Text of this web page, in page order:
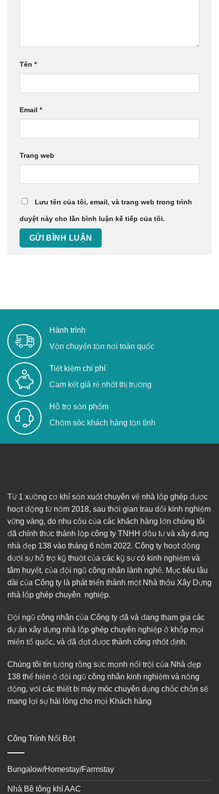
Tên *
Email *
Trang web
Lưu tên của tôi, email, và trang web trong trình
duyệt này cho lần bình luận kế tiếp của tôi.
Hành trình
Vận chuyển tận nơi toàn quốc
Tiết kiệm chi phí
Cam kết giá rẻ nhất thị trường
Hỗ trợ sản phẩm
Chăm sóc khách hàng tận tình
Từ 1 xưởng cơ khí sản xuất chuyên về nhà lắp ghép được
hoạt động từ năm 2018, sau thời gian trau dồi kinh nghiệm
vững vàng, do nhu cầu của các khách hàng lớn chúng tôi
đã chính thức thành lập công ty TNHH đầu tư và xây dựng
nhà đẹp 138 vào tháng 6 năm 2022. Công ty hoạt động
dưới sự hỗ trợ kỹ thuật của các kỹ sư có kinh nghiệm và
tâm huyết, của đội ngũ công nhân lành nghề. Mục tiêu lâu
dài của Công ty là phát triển thành một Nhà thầu Xây Dựng
nhà lắp ghép chuyên nghiệp.
Đội ngũ công nhân của Công ty đã và đang tham gia các
dự án xây dựng nhà lắp ghép chuyên nghiệp ở khắp mọi
miền tổ quốc, và đã đạt được thành công nhất định.
Chúng tôi tin tưởng rằng sức mạnh nổi trội của Nhà đẹp
138 thể hiện ở đội ngũ công nhân kinh nghiệm và năng
động, với các thiết bị máy móc chuyên dụng chắc chắn sẽ
mang lại sự hài lòng cho mọi Khách hàng
Công Trình Nổi Bật
Bungalow/Homestay/Farmstay
Nhà Bê tông khí AAC